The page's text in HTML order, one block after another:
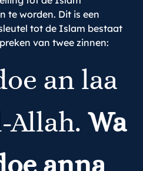
te worden. Dit is een
tot de Islam bestaat
van twee zinnen:
an laa
Allah. Wa
anna